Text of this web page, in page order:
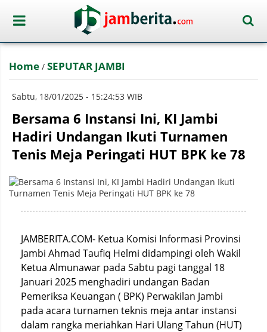
Home / SEPUTAR JAMBI
Sabtu, 18/01/2025 - 15:24:53 WIB
Bersama 6 Instansi Ini, KI Jambi
Hadiri Undangan Ikuti Turnamen
Tenis Meja Peringati HUT BPK ke 78
JAMBERITA.COM- Ketua Komisi Informasi Provinsi
Jambi Ahmad Taufiq Helmi didampingi oleh Wakil
Ketua Almunawar pada Sabtu pagi tanggal 18
Januari 2025 menghadiri undangan Badan
Pemeriksa Keuangan ( BPK) Perwakilan Jambi
pada acara turnamen teknis meja antar instansi
dalam rangka meriahkan Hari Ulang Tahun (HUT)